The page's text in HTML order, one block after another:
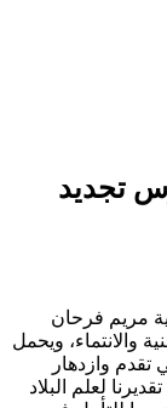
تجديد
مريم فرحان
والانتماء، ويحمل
وازدهار
لعلم البلاد